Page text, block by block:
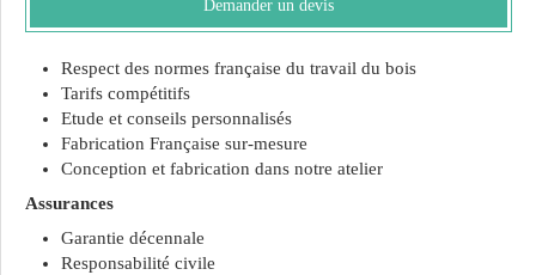
Demander un devis
Respect des normes française du travail du bois
Tarifs compétitifs
Etude et conseils personnalisés
Fabrication Française sur-mesure
Conception et fabrication dans notre atelier
Assurances
Garantie décennale
Responsabilité civile